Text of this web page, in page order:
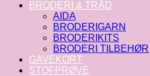
BRODERI & TRÅD
AIDA
BRODERIGARN
BRODERIKITS
BRODERI TILBEHØR
GAVEKORT
STOFPRØVE